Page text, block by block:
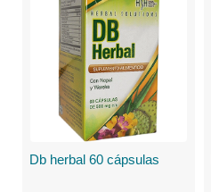
Db herbal 60 cápsulas